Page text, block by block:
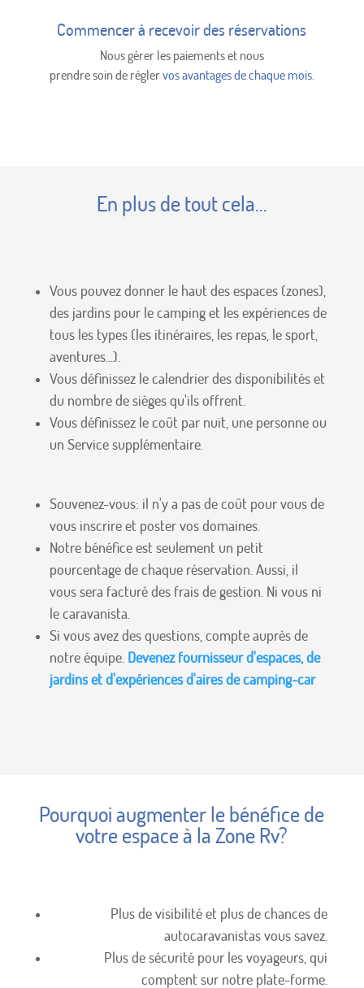
Commencer à recevoir des réservations
Nous gérer les paiements et nous
prendre soin de réglervos avantages de chaque mois.
En plus de tout cela...
Vous pouvez donner le haut des espaces (zones),
des jardins pour le camping et les expériences de
tous les types (les itinéraires, les repas, le sport,
aventures...).
Vous définissez le calendrier des disponibilités et
du nombre de sièges qu'ils offrent.
Vous définissez le coût par nuit, une personne ou
un Service supplémentaire.
Souvenez-vous: il n'y a pas de coût pour vous de
vous inscrire et poster vos domaines.
Notre bénéfice est seulement un petit
pourcentage de chaque réservation. Aussi, il
vous sera facturé des frais de gestion. Ni vous ni
le caravanista.
Si vous avez des questions, compte auprès de
notre équipe. Devenez fournisseur d'espaces, de
jardins et d'expériences d'aires de camping-car
Pourquoi augmenter le bénéfice de
votre espace à la Zone Rv?
Plus de visibilité et plus de chances de
autocaravanistas vous savez.
Plus de sécurité pour les voyageurs, qui
comptent sur notre plate-forme.